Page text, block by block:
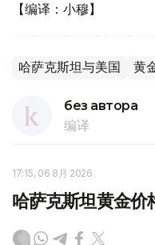
【编译：小穆】
哈萨克斯坦与美国 黄
без автора
编译
17:15, 06 8月 2026
哈萨克斯坦黄金价